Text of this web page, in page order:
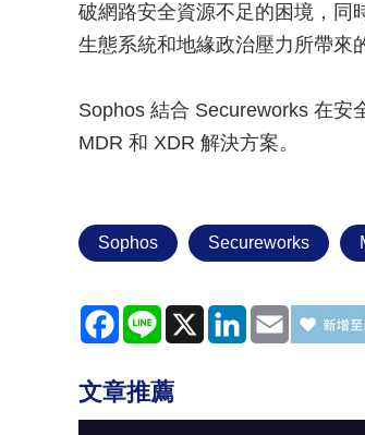
破網路安全資源不足的困境，同
生態系統和地緣政治壓力所帶來
Sophos 結合 Secureworks 在安
MDR 和 XDR 解決方案。
Sophos Secureworks
Facebook
Line X LinkedInEmail
文章推薦